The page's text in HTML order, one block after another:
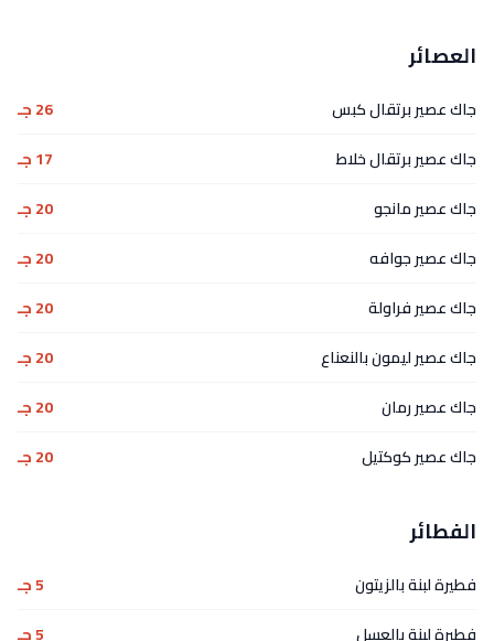
العصائر
جاك عصير برتقال كبس
26 جـ
جاك عصير برتقال خلاط
17 جـ
جاك عصير مانجو
20 جـ
جاك عصير جوافه
20 جـ
جاك عصير فراولة
20 جـ
جاك عصير ليمون بالنعناع
20 جـ
جاك عصير رمان
20 جـ
جاك عصير كوكتيل
20 جـ
الفطائر
فطيرة لبنة بالزيتون
5 جـ
فطيرة لبنة بالعسل
5 جـ